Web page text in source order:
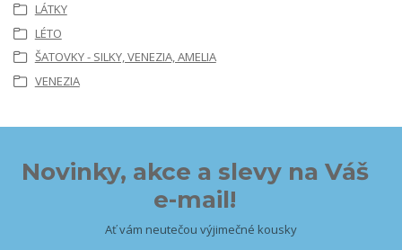
LÁTKY
LÉTO
ŠATOVKY - SILKY, VENEZIA, AMELIA
VENEZIA
Novinky, akce a slevy na Váš
e-mail!
Ať vám neutečou výjimečné kousky